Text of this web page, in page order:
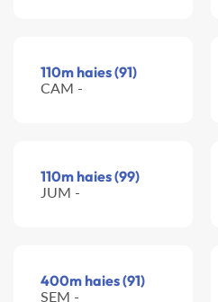
110m haies (91)
CAM -
110m haies (99)
JUM -
400m haies (91)
SEM -